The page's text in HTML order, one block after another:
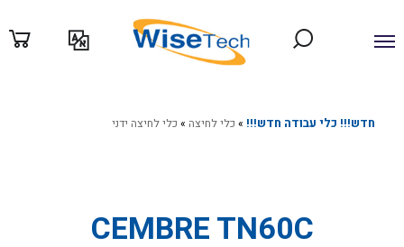
לתוכן
חדש!!! כלי עבודה חדש!!! » כלי לחיצה » כלי לחיצה ידני
CEMBRE TN60C